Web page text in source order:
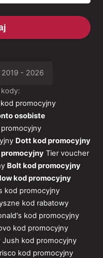
- 2026
promocyjny
osobiste
Dott kod promocyjny
Tier voucher
Bolt kod promocyjny
kod promocyjny
kod promocyjny
kod rabatowy
kod promocyjny
kod promocyjny
Jush kod promocyjny
kod promocyjny